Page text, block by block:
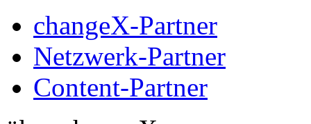
changeX-Partner
Netzwerk-Partner
Content-Partner